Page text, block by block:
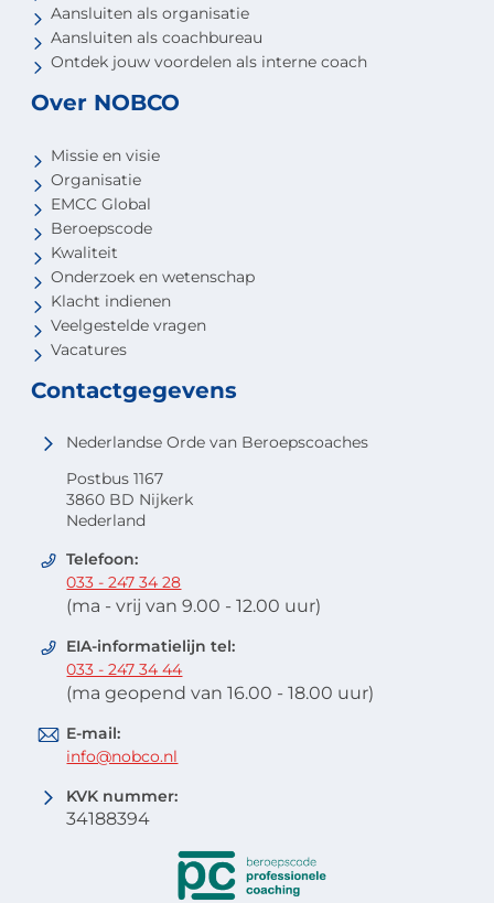
Aansluiten als organisatie
Aansluiten als coachbureau
Ontdek jouw voordelen als interne coach
Over NOBCO
Missie en visie
Organisatie
EMCC Global
Beroepscode
Kwaliteit
Onderzoek en wetenschap
Klacht indienen
Veelgestelde vragen
Vacatures
Contactgegevens
Nederlandse Orde van Beroepscoaches
Postbus 1167
3860 BD Nijkerk
Nederland
Telefoon:
033 - 247 34 28
(ma - vrij van 9.00 - 12.00 uur)
EIA-informatielijn tel:
033 - 247 34 44
(ma geopend van 16.00 - 18.00 uur)
E-mail:
info@nobco.nl
KVK nummer:
34188394